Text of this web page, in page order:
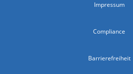
Impressum
Compliance
Barrierefreiheit